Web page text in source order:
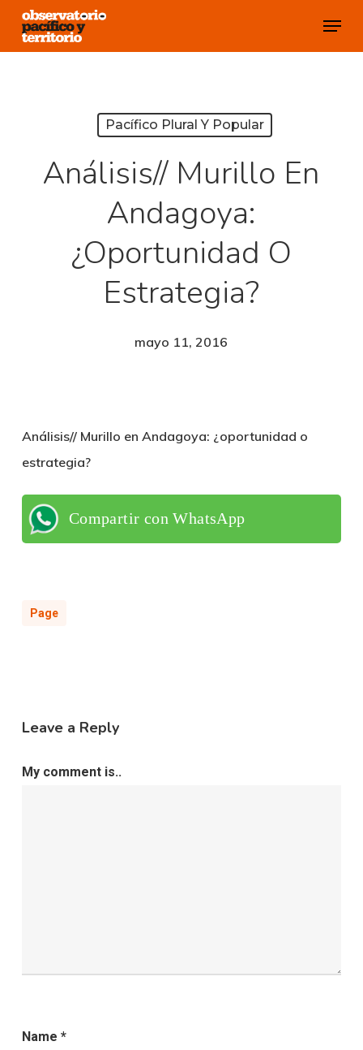
Skip
Menu
Pacífico Plural Y Popular
Análisis// Murillo En
Andagoya:
¿oportunidad O
Estrategia?
mayo 11, 2016
Análisis// Murillo en Andagoya: ¿oportunidad o
estrategia?
Compartir con WhatsApp
Page
Leave a Reply
My comment is..
Name *
Close